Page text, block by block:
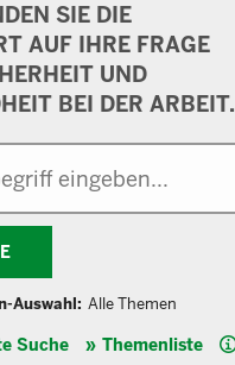
SIE DIE
AUF IHRE FRAGE
UND
BEI DER ARBEIT.
Auswahl: Alle Themen
Suche Themenliste